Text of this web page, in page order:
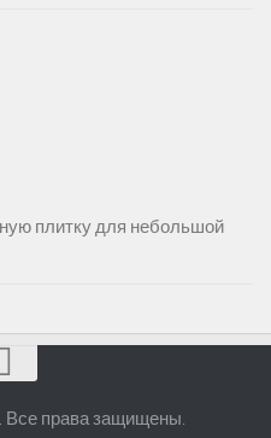
плитку для небольшой
Все права защищены.